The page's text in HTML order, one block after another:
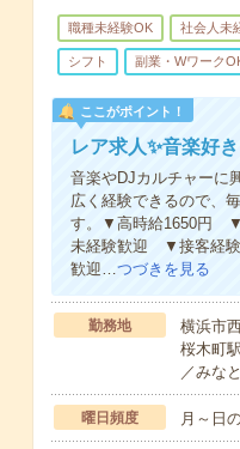
職種未経験OK 社会人未
シフト 副業・Wワーク
ここがポイント！
レア求人✨音楽好
音楽やDJカルチャーに
広く経験できるので、
す。▼高時給1650円
未経験歓迎 ▼接客経
歓迎…つづきを見る
勤務地
横浜市
桜木町
／みな
曜日頻度 月～日